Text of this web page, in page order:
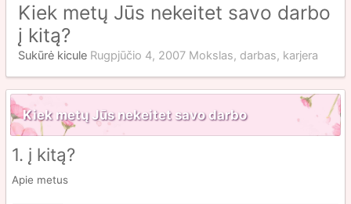
Kiek metų Jūs nekeitet savo darbo
į kitą?
Sukūrė kicule Rugpjūčio 4, 2007 Mokslas, darbas, karjera
Kiek metų Jūs nekeitet savo darbo
1. į kitą?
Apie metus